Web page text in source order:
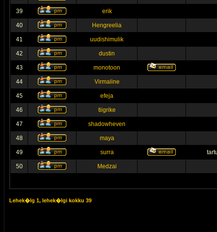
39 erik
40 Hengreelia
41 uudishimulik
42 dustin
43 monotoon
44 Virmaline
45 efeja
46 tiigrike
47 shadowheven
48 maya
49 surra
50 Medzai
Lehek�lg 1, lehek�lgi kokku 39